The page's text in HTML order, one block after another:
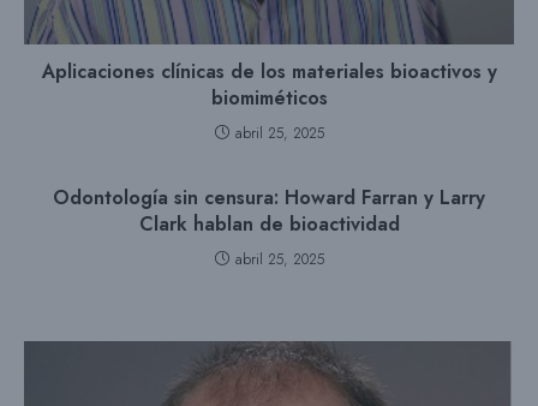
Aplicaciones clínicas de los materiales bioactivos y
biomiméticos
abril 25, 2025
Odontología sin censura: Howard Farran y Larry
Clark hablan de bioactividad
abril 25, 2025